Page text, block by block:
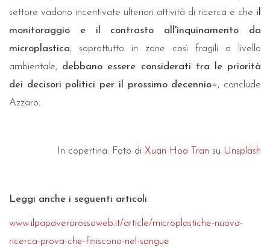
settore vadano incentivate ulteriori attività di ricerca e che il
monitoraggio e il contrasto all'inquinamento da
microplastica, soprattutto in zone così fragili a livello
ambientale, debbano essere considerati tra le priorità
dei decisori politici per il prossimo decennio», conclude
Azzaro.
In copertina: Foto di Xuan Hoa Tran su Unsplash
Leggi anche i seguenti articoli
www.ilpapaverorossoweb.it/article/microplastiche-nuova-
ricerca-prova-che-finiscono-nel-sangue